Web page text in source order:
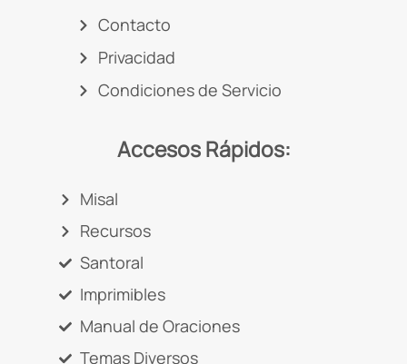
Contacto
Privacidad
Condiciones de Servicio
Accesos Rápidos:
Misal
Recursos
Santoral
Imprimibles
Manual de Oraciones
Temas Diversos